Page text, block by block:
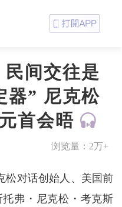
间交往是
器” 尼克松
首会晤
浏览量： 2万+
松对话创始人、美国前
弗・尼克松・考克斯